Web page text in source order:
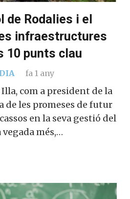
de Rodalies i el
infraestructures
10 punts clau
fa 1 any
com a president de la
de les promeses de futur
en la seva gestió del
més,…